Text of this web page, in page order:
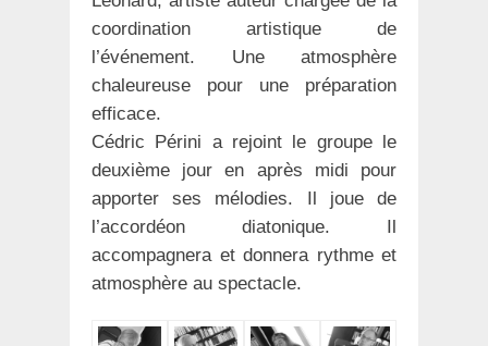
coordination artistique de
l’événement. Une atmosphère
chaleureuse pour une préparation
efficace.
Cédric Périni a rejoint le groupe le
deuxième jour en après midi pour
apporter ses mélodies. Il joue de
l’accordéon diatonique. Il
accompagnera et donnera rythme et
atmosphère au spectacle.